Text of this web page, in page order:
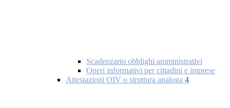
Scadenzario obblighi amministrativi
Oneri informativi per cittadini e imprese
Attestazioni OIV o struttura analoga 4